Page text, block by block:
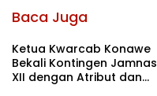
Baca Juga
Ketua Kwarcab Konawe
Bekali Kontingen Jamnas
XII dengan Atribut dan